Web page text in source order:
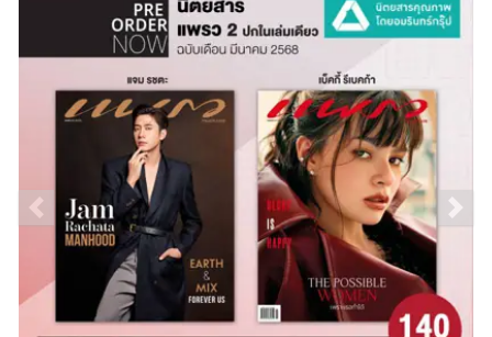
Previous slide